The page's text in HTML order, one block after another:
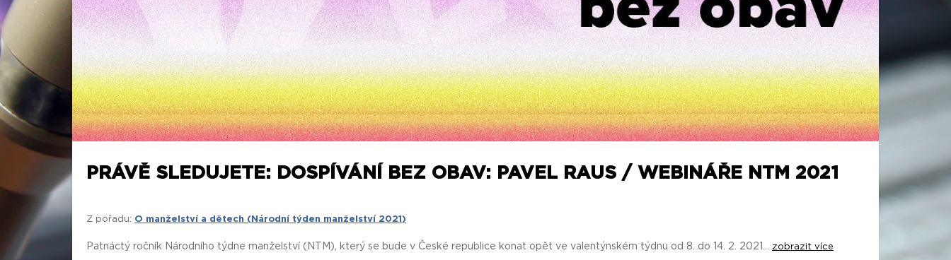
PRÁVĚ SLEDUJETE: DOSPÍVÁNÍ BEZ OBAV: PAVEL RAUS / WEBINÁŘE NTM 2021
Z pořadu: O manželství a dětech (Národní týden manželství 2021)
Patnáctý ročník Národního týdne manželství (NTM), který se bude v České republice konat opět ve valentýnském týdnu od 8. do 14. 2. 2021... zobrazit více